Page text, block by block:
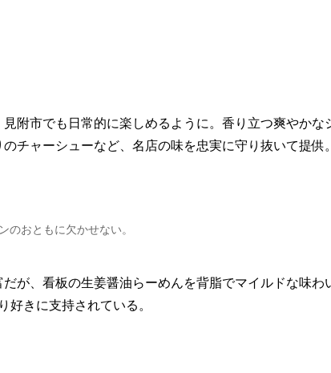
附市でも日常的に楽しめるように。香り立つ爽やかな
チャーシューなど、名店の味を忠実に守り抜いて提供
のおともに欠かせない。
が、看板の生姜醤油らーめんを背脂でマイルドな味わ
好きに支持されている。